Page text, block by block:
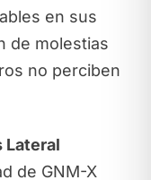
en sus
de molestias
no perciben
Lateral
de GNM-X